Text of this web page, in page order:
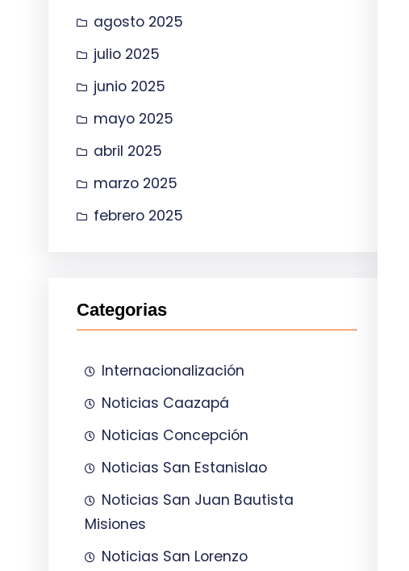
agosto 2025
julio 2025
junio 2025
mayo 2025
abril 2025
marzo 2025
febrero 2025
Categorias
Internacionalización
Noticias Caazapá
Noticias Concepción
Noticias San Estanislao
Noticias San Juan Bautista
Misiones
Noticias San Lorenzo